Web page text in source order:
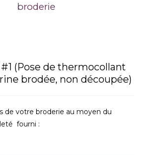
broderie
(Pose de thermocollant
brodée, non découpée)
de votre broderie au moyen du
fourni :